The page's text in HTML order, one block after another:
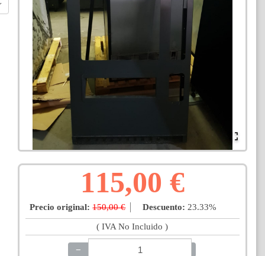
115,00 €
Precio original: 150,00 € Descuento: 23.33%
( IVA No Incluido )
−